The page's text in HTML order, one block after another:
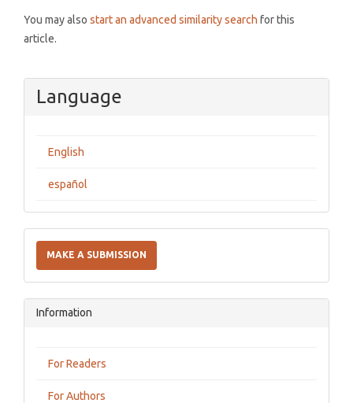
You may also start an advanced similarity search for this
article.
Language
English
español
a
Submission
MAKE A SUBMISSION
Information
For Readers
For Authors